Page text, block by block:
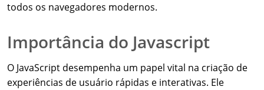
todos os navegadores modernos.
Importância do Javascript
O JavaScript desempenha um papel vital na criação de
experiências de usuário rápidas e interativas. Ele